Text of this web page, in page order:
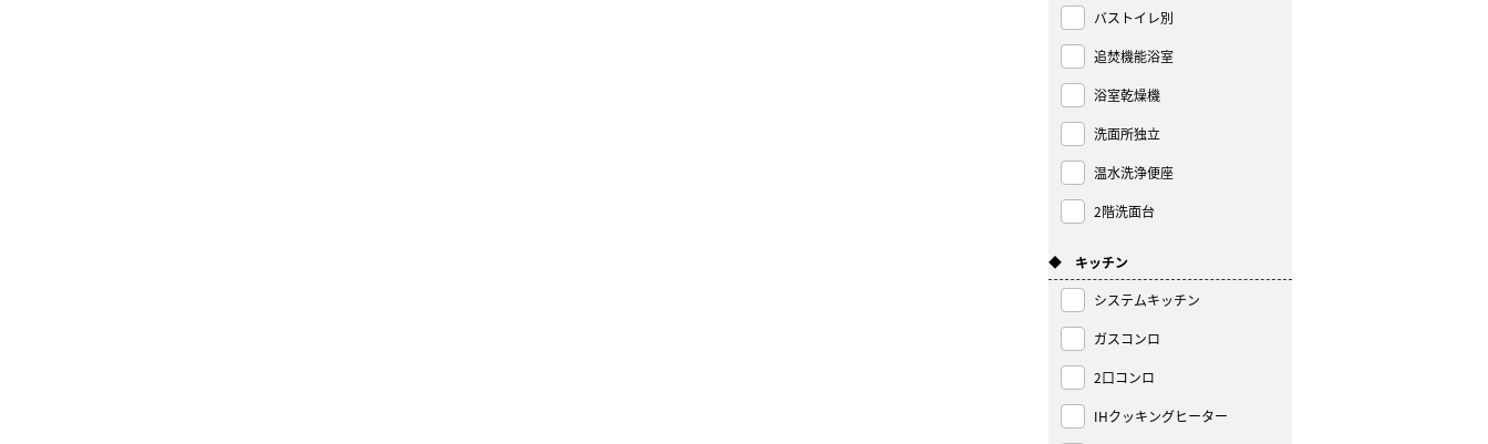
バストイレ別
追焚機能浴室
浴室乾燥機
洗面所独立
温水洗浄便座
2階洗面台
◆ キッチン
システムキッチン
ガスコンロ
2口コンロ
IHクッキングヒーター